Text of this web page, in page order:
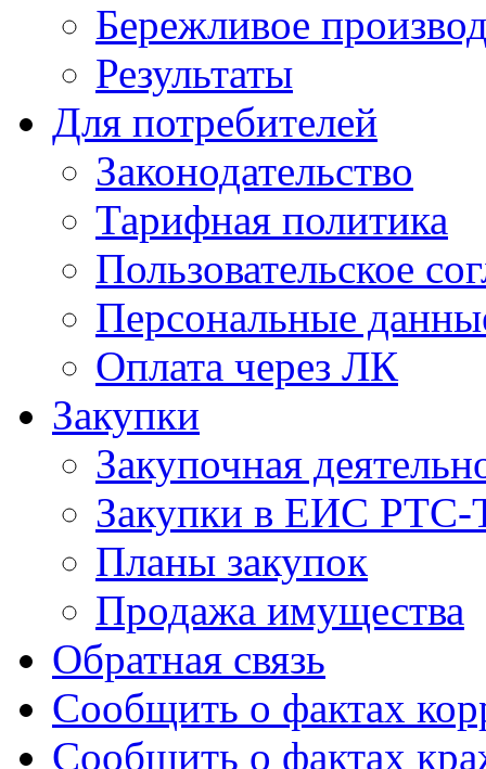
Бережливое
Результаты
Для потребителей
Законодательство
Тарифная политика
Пользовательское
Персональные
Оплата через ЛК
Закупки
Закупочная
Закупки в ЕИС РТС-
Планы закупок
Продажа имущества
Обратная связь
Сообщить о фактах
Сообщить о фактах